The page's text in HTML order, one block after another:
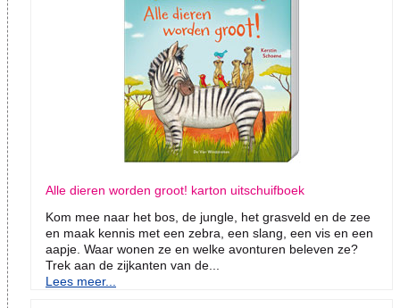
Alle dieren worden groot! karton uitschuifboek
Kom mee naar het bos, de jungle, het grasveld en de zee
en maak kennis met een zebra, een slang, een vis en een
aapje. Waar wonen ze en welke avonturen beleven ze?
Trek aan de zijkanten van de...
Lees meer...